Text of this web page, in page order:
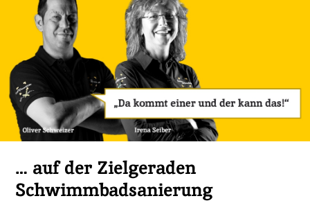
… auf der Zielgeraden
Schwimmbadsanierung